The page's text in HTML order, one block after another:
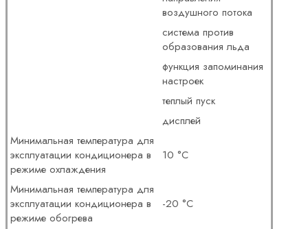
воздушного потока
система против
образования льда
функция запоминания
настроек
теплый пуск
дисплей
Минимальная температура для
эксплуатации кондиционера в
режиме охлаждения
10 °С
Минимальная температура для
эксплуатации кондиционера в
режиме обогрева
-20 °С